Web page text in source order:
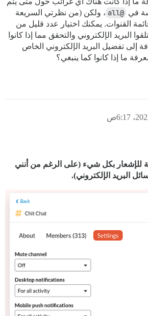
في @all
، ولكن (من نظرتي السريعة
القنوات. يمكنك اختيار عدد قليل من
البريد الإلكتروني والتحقق مما إذا كانوا
إلى تفضيل البريد الإلكتروني الخاص
ما إذا كانوا كما ينبغي؟
للإشعار بكل شيء (على الرغم من أنني
البريد الإلكتروني).